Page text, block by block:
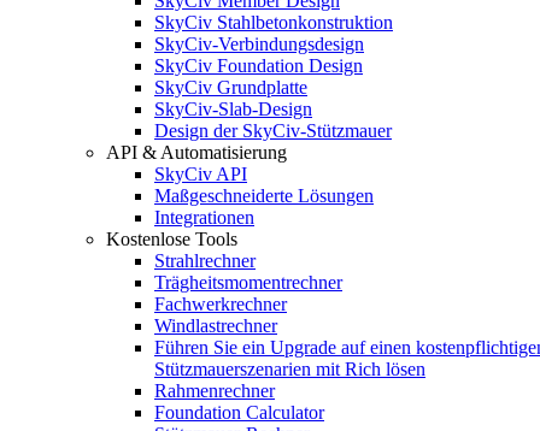
SkyCiv Stahlbetonkonstruktion
SkyCiv-Verbindungsdesign
SkyCiv Foundation Design
SkyCiv Grundplatte
SkyCiv-Slab-Design
Design der SkyCiv-Stützmauer
API & Automatisierung
SkyCiv API
Maßgeschneiderte Lösungen
Integrationen
Kostenlose Tools
Strahlrechner
Trägheitsmomentrechner
Fachwerkrechner
Windlastrechner
Führen Sie ein Upgrade auf einen
Stützmauerszenarien mit Rich lösen
Rahmenrechner
Foundation Calculator